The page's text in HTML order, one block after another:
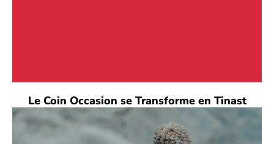
Le Coin Occasion se Transforme en Tinast